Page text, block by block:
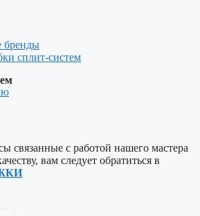
бренды
сплит-систем
связанные с работой нашего мастера
вам следует обратиться в